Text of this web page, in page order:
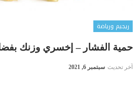
ريجيم ورياضة
حمية الفشار – إخسري وزنك
آخر تحديث سبتمبر 6, 2021